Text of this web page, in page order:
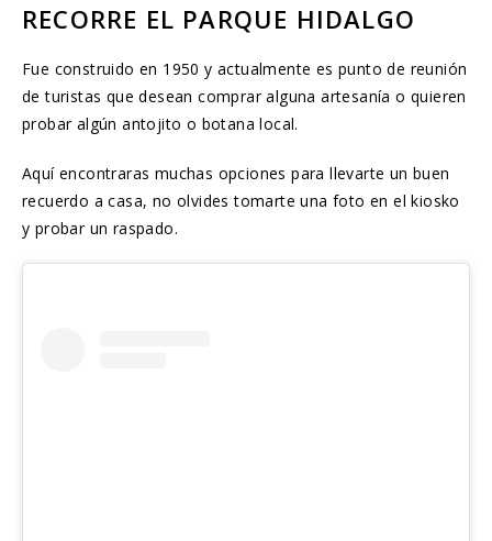
RECORRE EL PARQUE HIDALGO
Fue construido en 1950 y actualmente es punto de reunión
de turistas que desean comprar alguna artesanía o quieren
probar algún antojito o botana local.
Aquí encontraras muchas opciones para llevarte un buen
recuerdo a casa, no olvides tomarte una foto en el kiosko
y probar un raspado.